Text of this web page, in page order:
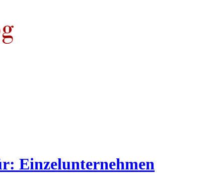
Einzelunternehmen